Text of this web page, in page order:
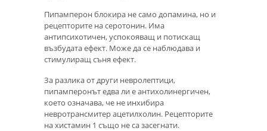
Пипамперон блокира не само допамина, но и
рецепторите на серотонин. Има
антипсихотичен, успокояващ и потискащ
възбудата ефект. Може да се наблюдава и
стимулиращ съня ефект.
За разлика от други невролептици,
пипамперонът едва ли е антихолинергичен,
което означава, че не инхибира
невротрансмитер ацетилхолин. Рецепторите
на хистамин 1 също не са засегнати.